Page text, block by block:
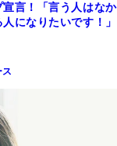
言！「言う人はなか
になりたいです！」